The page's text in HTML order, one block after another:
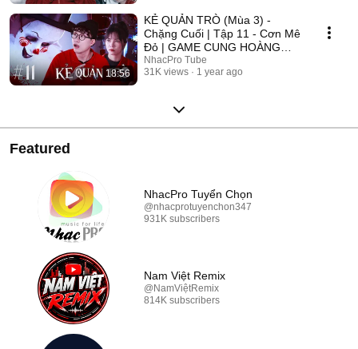
18:56
KẺ QUẢN TRÒ (Mùa 3) -
Chặng Cuối | Tập 11 - Cơn Mê
Đỏ | GAME CUNG HOÀNG
ĐẠO || Web Drama 2025
NhacPro Tube
31K views
1 year ago
Featured
NhacPro Tuyển Chọn
@nhacprotuyenchon347
931K subscribers
Nam Việt Remix
@NamViệtRemix
814K subscribers